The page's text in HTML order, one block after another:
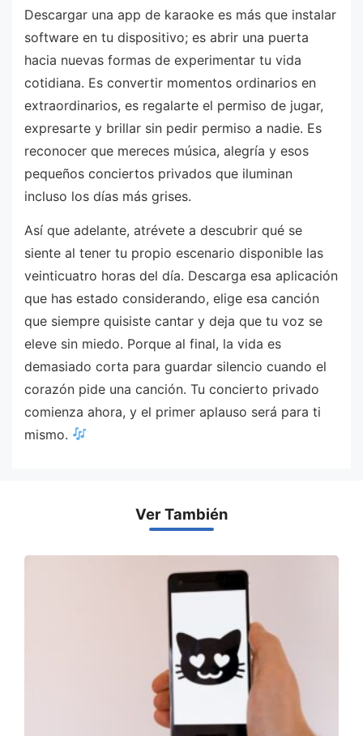
Descargar una app de karaoke es más que instalar
software en tu dispositivo; es abrir una puerta
hacia nuevas formas de experimentar tu vida
cotidiana. Es convertir momentos ordinarios en
extraordinarios, es regalarte el permiso de jugar,
expresarte y brillar sin pedir permiso a nadie. Es
reconocer que mereces música, alegría y esos
pequeños conciertos privados que iluminan
incluso los días más grises.
Así que adelante, atrévete a descubrir qué se
siente al tener tu propio escenario disponible las
veinticuatro horas del día. Descarga esa aplicación
que has estado considerando, elige esa canción
que siempre quisiste cantar y deja que tu voz se
eleve sin miedo. Porque al final, la vida es
demasiado corta para guardar silencio cuando el
corazón pide una canción. Tu concierto privado
comienza ahora, y el primer aplauso será para ti
mismo.
Ver También